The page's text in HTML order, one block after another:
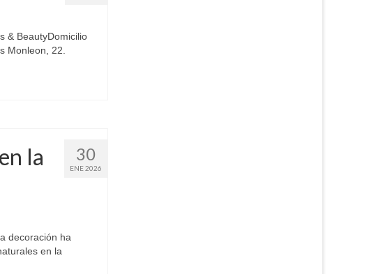
& BeautyDomicilio
Monleon, 22.
30
ENE 2026
la
decoración ha
en la